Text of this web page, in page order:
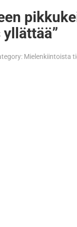
Mielenkiintoista